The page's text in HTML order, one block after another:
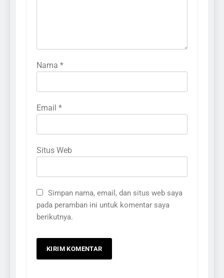
Nama *
Email *
Situs Web
Simpan nama, email, dan situs web saya
pada peramban ini untuk komentar saya
berikutnya.